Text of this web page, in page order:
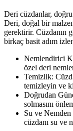
Deri cüzdanlar,
Deri, doğal bir
gerektirir. Cüzdanın
birkaç basit adım
Nemlendirici
özel deri
Temizlik:
temizleyin ve
Doğrudan
solmasını
Su ve Nemden
cüzdanı su ve